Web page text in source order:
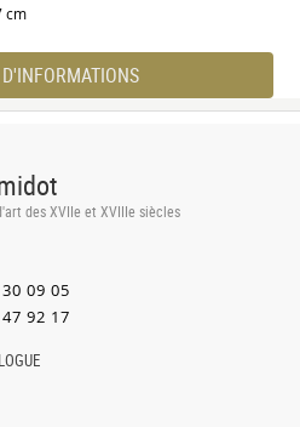
cm
des XVIIe et XVIIIe siècles
09 05
92 17